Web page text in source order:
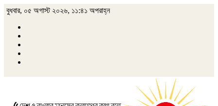
বুধবার, ০৫ অগাস্ট ২০২৬, ১১:৪১ অপরাহ্ন